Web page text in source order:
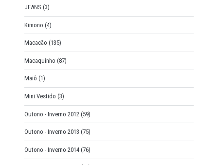
JEANS (3)
Kimono (4)
Macacão (135)
Macaquinho (87)
Maiô (1)
Mini Vestido (3)
Outono - Inverno 2012 (59)
Outono - Inverno 2013 (75)
Outono - Inverno 2014 (76)